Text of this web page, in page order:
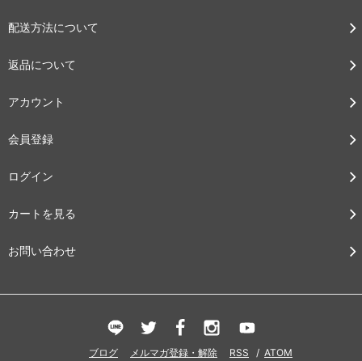
配送方法について
返品について
アカウント
会員登録
ログイン
カートを見る
お問い合わせ
ブログ メルマガ登録・解除 RSS / ATOM